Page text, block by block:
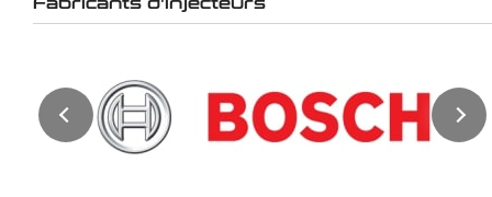
Fabricants d'injecteurs